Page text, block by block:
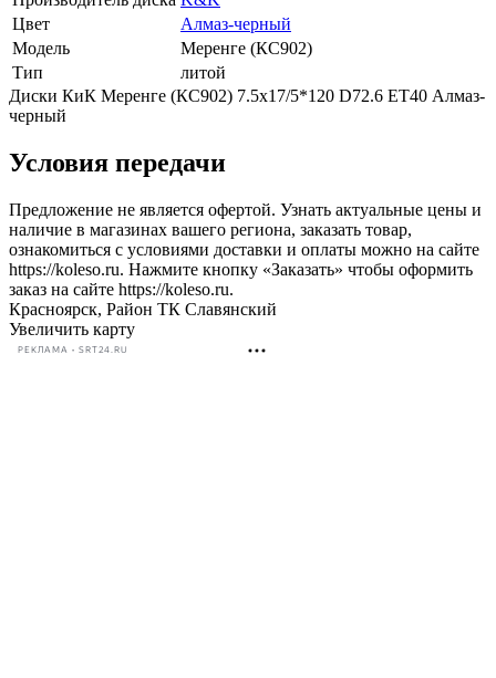
Цвет
Алмаз-черный
Модель
Меренге (КС902)
Тип
литой
Диски КиК Меренге (КС902) 7.5x17/5*120 D72.6 ET40 Алмаз-
черный
Условия передачи
Предложение не является офертой. Узнать актуальные цены и
наличие в магазинах вашего региона, заказать товар,
ознакомиться с условиями доставки и оплаты можно на сайте
https://koleso.ru. Нажмите кнопку «Заказать» чтобы оформить
заказ на сайте https://koleso.ru.
Красноярск, Район ТК Славянский
Увеличить карту
РЕКЛАМА • SRT24.RU